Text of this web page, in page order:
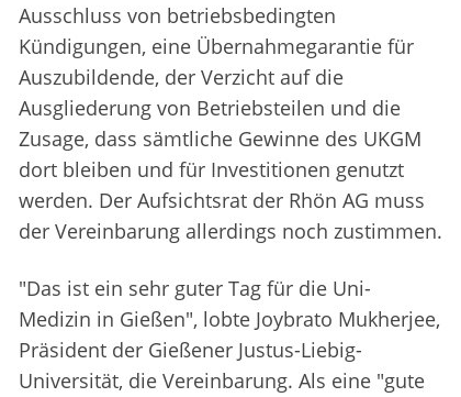
Ausschluss von betriebsbedingten
Kündigungen, eine Übernahmegarantie für
Auszubildende, der Verzicht auf die
Ausgliederung von Betriebsteilen und die
Zusage, dass sämtliche Gewinne des UKGM
dort bleiben und für Investitionen genutzt
werden. Der Aufsichtsrat der Rhön AG muss
der Vereinbarung allerdings noch zustimmen.
"Das ist ein sehr guter Tag für die Uni-
Medizin in Gießen", lobte Joybrato Mukherjee,
Präsident der Gießener Justus-Liebig-
Universität, die Vereinbarung. Als eine "gute